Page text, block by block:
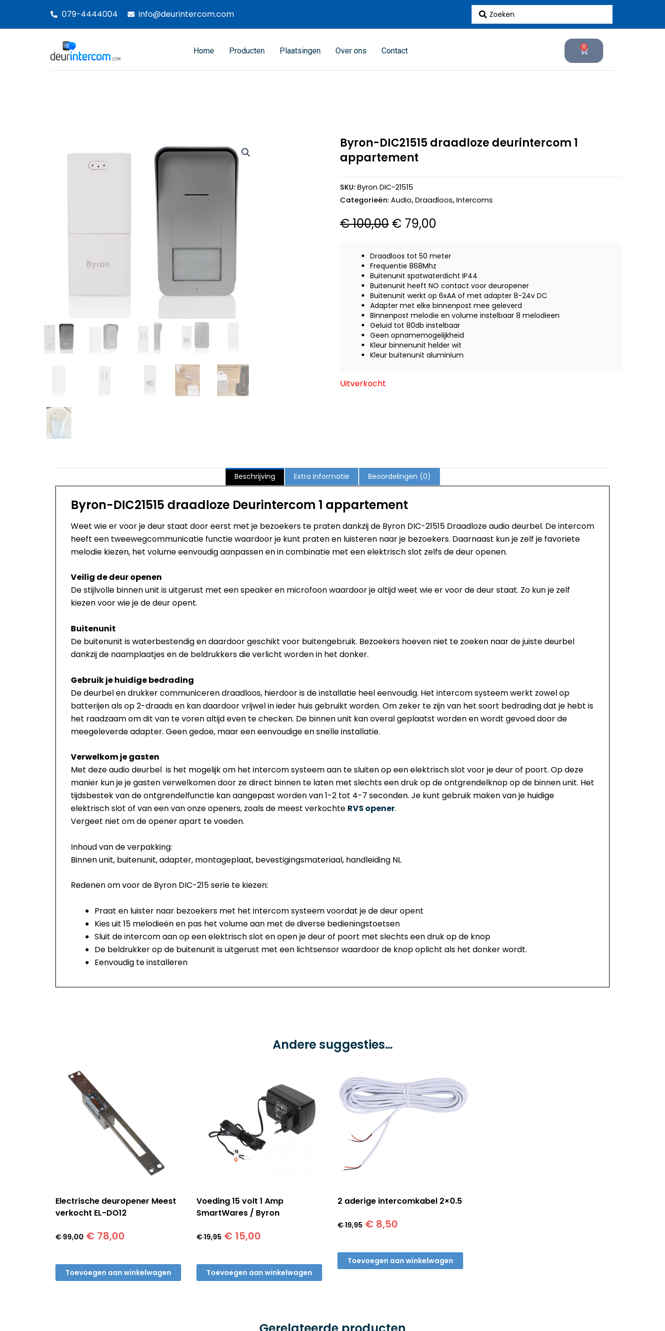
de
079-4444004 info@deurintercom.com
Search
...
Home Producten Plaatsingen Over ons Contact 0 Cart
Byron-DIC21515 draadloze deurintercom 1
appartement
SKU: Byron DIC-21515
Categorieën: Audio, Draadloos, Intercoms
€100,00 Oorspronkelijke
was:
€ 100,00.
€ 79,00
is:
Draadloos tot 50 meter
Frequentie 868Mhz
Buitenunit spatwaterdicht IP44
Buitenunit heeft NO contact voor deuropener
Buitenunit werkt op 6xAA of met adapter 8-24v DC
Adapter met elke binnenpost mee geleverd
Binnenpost melodie en volume instelbaar 8 melodieen
Geluid tot 80db instelbaar
Geen opnamemogelijkheid
Kleur binnenunit helder wit
Kleur buitenunit aluminium
Uitverkocht
Beschrijving Extra informatie Beoordelingen (0)
Byron-DIC21515 draadloze Deurintercom 1 appartement
Weet wie er voor je deur staat door eerst met je bezoekers te praten dankzij de Byron DIC-21515 Draadloze audio deurbel. De intercom
heeft een tweewegcommunicatie functie waardoor je kunt praten en luisteren naar je bezoekers. Daarnaast kun je zelf je favoriete
melodie kiezen, het volume eenvoudig aanpassen en in combinatie met een elektrisch slot zelfs de deur openen.
Veilig de deur openen
De stijlvolle binnen unit is uitgerust met een speaker en microfoon waardoor je altijd weet wie er voor de deur staat. Zo kun je zelf
kiezen voor wie je de deur opent.
Buitenunit
De buitenunit is waterbestendig en daardoor geschikt voor buitengebruik. Bezoekers hoeven niet te zoeken naar de juiste deurbel
dankzij de naamplaatjes en de beldrukkers die verlicht worden in het donker.
Gebruik je huidige bedrading
De deurbel en drukker communiceren draadloos, hierdoor is de installatie heel eenvoudig. Het intercom systeem werkt zowel op
batterijen als op 2-draads en kan daardoor vrijwel in ieder huis gebruikt worden. Om zeker te zijn van het soort bedrading dat je hebt is
het raadzaam om dit van te voren altijd even te checken. De binnen unit kan overal geplaatst worden en wordt gevoed door de
meegeleverde adapter. Geen gedoe, maar een eenvoudige en snelle installatie.
Verwelkom je gasten
Met deze audio deurbel is het mogelijk om het intercom systeem aan te sluiten op een elektrisch slot voor je deur of poort. Op deze
manier kun je je gasten verwelkomen door ze direct binnen te laten met slechts een druk op de ontgrendelknop op de binnen unit. Het
tijdsbestek van de ontgrendelfunctie kan aangepast worden van 1-2 tot 4-7 seconden. Je kunt gebruik maken van je huidige
elektrisch slot of van een van onze openers, zoals de meest verkochte RVS opener.
Vergeet niet om de opener apart te voeden.
Inhoud van de verpakking:
Binnen unit, buitenunit, adapter, montageplaat, bevestigingsmateriaal, handleiding NL
Redenen om voor de Byron DIC-215 serie te kiezen:
Praat en luister naar bezoekers met het intercom systeem voordat je de deur opent
Kies uit 15 melodieën en pas het volume aan met de diverse bedieningstoetsen
Sluit de intercom aan op een elektrisch slot en open je deur of poort met slechts een druk op de knop
De beldrukker op de buitenunit is uitgerust met een lichtsensor waardoor de knop oplicht als het donker wordt.
Eenvoudig te installeren
Andere suggesties…
Electrische deuropener Meest
verkocht EL-DO12
€99,00 Oorspronkelijke
€ 99,00.
€ 78,00
€ 78,00.
Toevoegen aan winkelwagen
Voeding 15 volt 1 Amp
SmartWares / Byron
€19,95 Oorspronkelijke
€ 19,95.
€ 15,00
€ 15,00.
Toevoegen aan winkelwagen
2 aderige intercomkabel 2×0.5
€19,95 Oorspronkelijke
€ 19,95.
€ 8,50
€ 8,50.
Toevoegen aan winkelwagen